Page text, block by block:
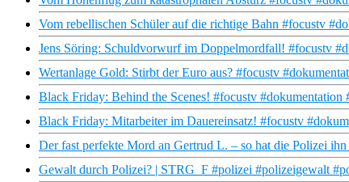
Vom rebellischen Schüler auf die richtige Bahn #focustv
Jens Söring: Schuldvorwurf im Doppelmordfall! #focustv
Wertanlage Gold: Stirbt der Euro aus? #focustv
Black Friday: Behind the Scenes! #focustv #dokumentation
Black Friday: Mitarbeiter im Dauereinsatz! #focustv
Der fast perfekte Mord an Gertrud L. – so hat die Polizei
Gewalt durch Polizei? | STRG_F #polizei #polizeigewalt